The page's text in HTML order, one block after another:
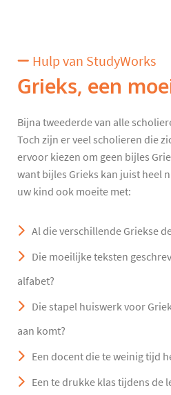
Hulp van StudyWorks
Grieks, een
Bijna tweederde van alle
Toch zijn er veel scholieren die
ervoor kiezen om geen bijles
want bijles Grieks kan juist heel
uw kind ook moeite met:
Al die verschillende Griekse
Die moeilijke teksten
alfabet?
Die stapel huiswerk voor
aan komt?
Een docent die te weinig tijd
Een te drukke klas tijdens de